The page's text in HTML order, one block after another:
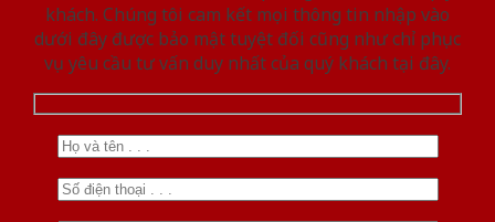
khách. Chúng tôi cam kết mọi thông tin nhập vào
dưới đây được bảo mật tuyệt đối cũng như chỉ phục
vụ yêu cầu tư vấn duy nhất của quý khách tại đây.